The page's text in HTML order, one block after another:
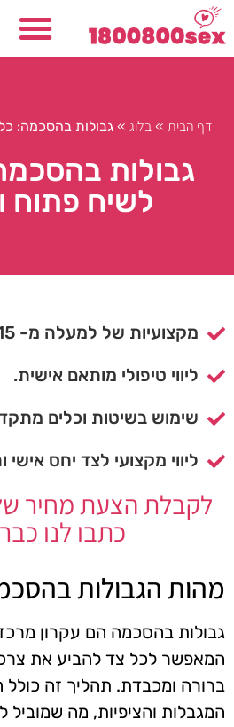
דף הבית »בלוג »גבולות בהסכמה:
גבולות
לשיח פתוח
מקצועיות של למעלה מ- 15 שנה.
ליווי טיפולי מותאם אישית.
שימוש בשיטות וכלים
ליווי מקצועי לצד יחס אישי
לקבלת הצעת מחיר
כתבו לנו
מהות הגבולות
גבולות בהסכמה הם עקרון
המאפשר לכל צד להביע את
ברורה ומכבדת. תהליך זה
המגבלות והציפיות, מה שמוביל